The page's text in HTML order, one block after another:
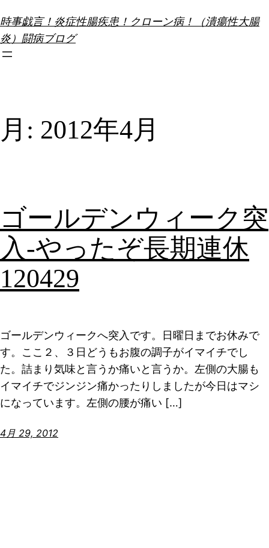
容
を
ス
時事戯言！炎症性腸疾患！クローン病！（潰瘍性大腸
炎）闘病ブログ
月: 2012年4月
ゴールデンウィーク突
入-やったぞ長期連休
120429
ゴールデンウィークへ突入です。日曜日までお休みで
す。ここ２、３日どうもお腹の調子がイマイチでし
た。詰まり気味と言うか痛いと言うか。左側の大腸も
イマイチでジンジン痛かったりしましたが今日はマシ
になっています。左側の腰が痛い […]
4月 29, 2012